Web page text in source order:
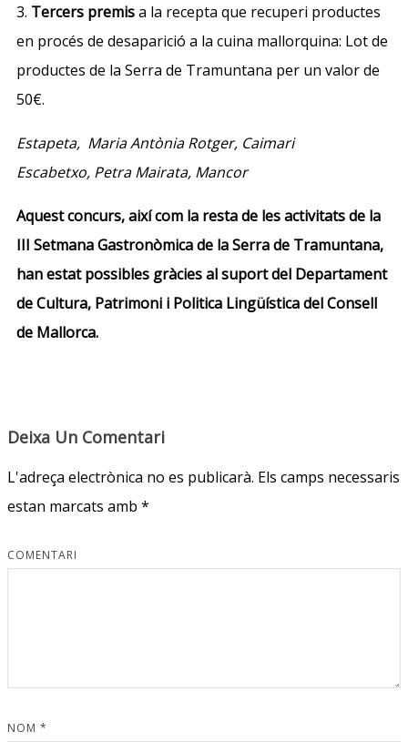
3. Tercers premisa la recepta que recuperi productes
en procés de desaparició a la cuina mallorquina: Lotde
productes de la Serra de Tramuntana per un valorde
50€.
Estapeta, Maria Antònia Rotger, Caimari
Escabetxo, Petra Mairata, Mancor
Aquest concurs, així com la resta de les activitats de la
III Setmana Gastronòmica de la Serra de Tramuntana,
han estat possibles gràcies al suport del Departament
de Cultura, Patrimoni i Politica Lingüística del Consell
de Mallorca.
Deixa Un Comentari
L'adreça electrònica no es publicarà. Els camps necessaris
estan marcats amb *
COMENTARI
NOM *